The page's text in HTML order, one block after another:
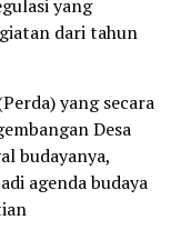
yang
dari tahun
yang secara
Desa
budayanya,
agenda budaya